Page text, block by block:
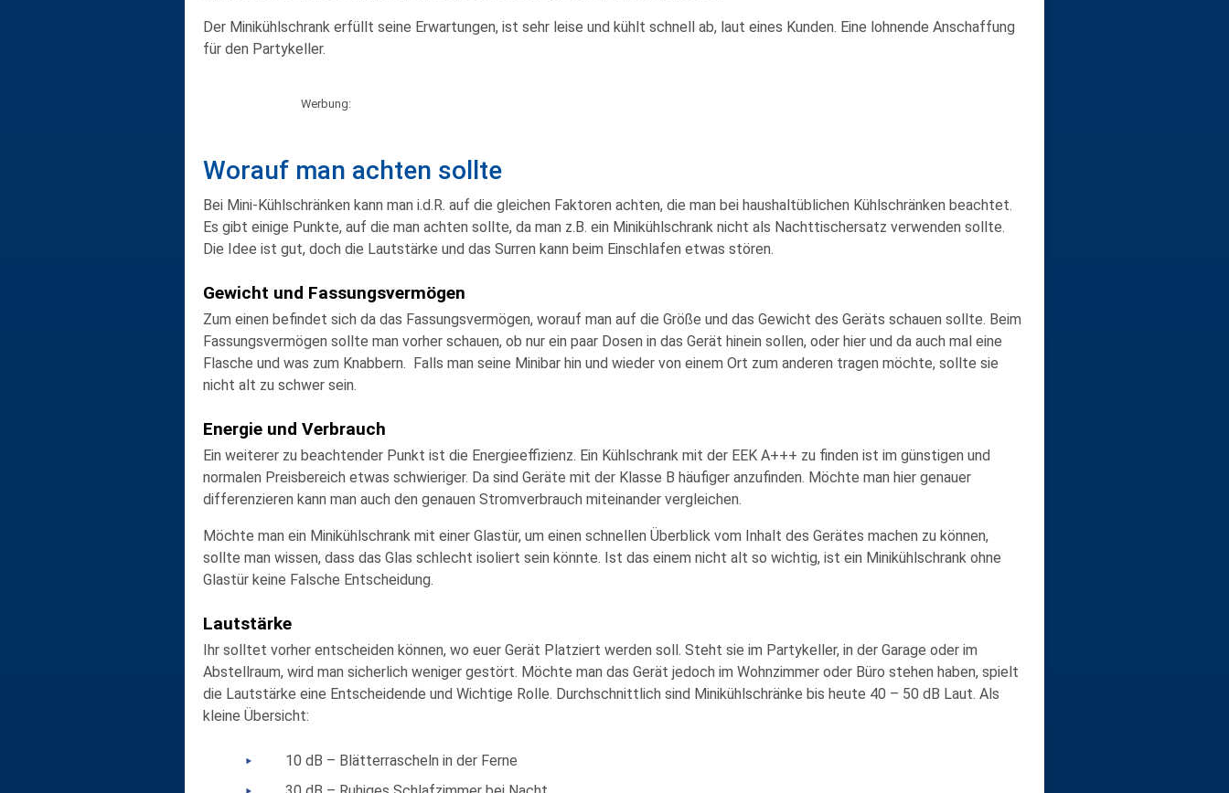
Der Minikühlschrank erfüllt seine Erwartungen, ist sehr leise und kühlt schnell ab, laut eines Kunden. Eine lohnende Anschaffung
für den Partykeller.
Werbung:
Worauf man achten sollte
Bei Mini-Kühlschränken kann man i.d.R. auf die gleichen Faktoren achten, die man bei haushaltüblichen Kühlschränken beachtet.
Es gibt einige Punkte, auf die man achten sollte, da man z.B. ein Minikühlschrank nicht als Nachttischersatz verwenden sollte.
Die Idee ist gut, doch die Lautstärke und das Surren kann beim Einschlafen etwas stören.
Gewicht und Fassungsvermögen
Zum einen befindet sich da das Fassungsvermögen, worauf man auf die Größe und das Gewicht des Geräts schauen sollte. Beim
Fassungsvermögen sollte man vorher schauen, ob nur ein paar Dosen in das Gerät hinein sollen, oder hier und da auch mal eine
Flasche und was zum Knabbern. Falls man seine Minibar hin und wieder von einem Ort zum anderen tragen möchte, sollte sie
nicht alt zu schwer sein.
Energie und Verbrauch
Ein weiterer zu beachtender Punkt ist die Energieeffizienz. Ein Kühlschrank mit der EEK A+++ zu finden ist im günstigen und
normalen Preisbereich etwas schwieriger. Da sind Geräte mit der Klasse B häufiger anzufinden. Möchte man hier genauer
differenzieren kann man auch den genauen Stromverbrauch miteinander vergleichen.
Möchte man ein Minikühlschrank mit einer Glastür, um einen schnellen Überblick vom Inhalt des Gerätes machen zu können,
sollte man wissen, dass das Glas schlecht isoliert sein könnte. Ist das einem nicht alt so wichtig, ist ein Minikühlschrank ohne
Glastür keine Falsche Entscheidung.
Lautstärke
Ihr solltet vorher entscheiden können, wo euer Gerät Platziert werden soll. Steht sie im Partykeller, in der Garage oder im
Abstellraum, wird man sicherlich weniger gestört. Möchte man das Gerät jedoch im Wohnzimmer oder Büro stehen haben, spielt
die Lautstärke eine Entscheidende und Wichtige Rolle. Durchschnittlich sind Minikühlschränke bis heute 40 – 50 dB Laut. Als
kleine Übersicht:
10 dB – Blätterrascheln in der Ferne